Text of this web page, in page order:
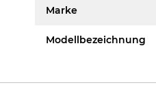
Marke
Modellbezeichnung